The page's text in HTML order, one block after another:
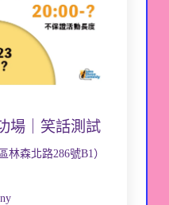
場｜笑話測試
林森北路286號B1）